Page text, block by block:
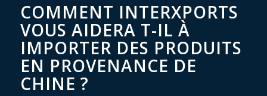
COMMENT INTERXPORTS
VOUS AIDERA T-IL À
IMPORTER DES PRODUITS
EN PROVENANCE DE
CHINE ?